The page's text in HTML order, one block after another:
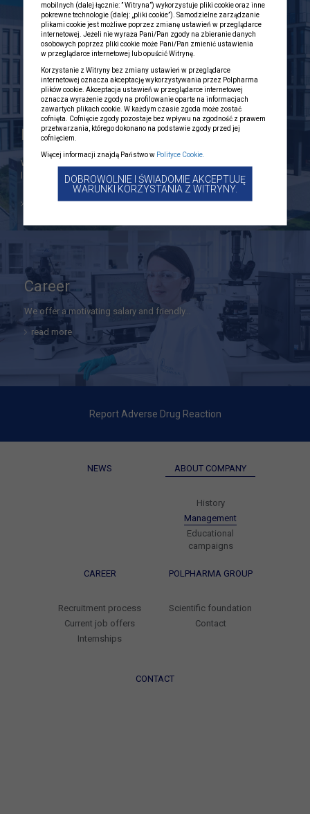
Polpharma Group
We are the largest Polish manufacturer of pharmaceuticals and a
leader of the…
read more
Career
We offer a motivating salary and friendly…
read more
Report Adverse Drug Reaction
NEWS ABOUT COMPANY
History
Management
Educational
campaigns
CAREER
Recruitment process
Current job offers
Internships
POLPHARMA GROUP
Scientific foundation
Contact
CONTACT
mobilnych (dalej łącznie: ” Witryna”) wykorzystuje pliki cookie oraz inne
pokrewne technologie (dalej: „pliki cookie”). Samodzielne zarządzanie
plikami cookie jest możliwe poprzez zmianę ustawień w przeglądarce
internetowej. Jeżeli nie wyraża Pani/Pan zgody na zbieranie danych
osobowych poprzez pliki cookie może Pani/Pan zmienić ustawienia
w przeglądarce internetowej lub opuścić Witrynę.
Korzystanie z Witryny bez zmiany ustawień w przeglądarce
internetowej oznacza akceptację wykorzystywania przez Polpharma
plików cookie. Akceptacja ustawień w przeglądarce internetowej
oznacza wyrażenie zgody na profilowanie oparte na informacjach
zawartych plikach cookie. W każdym czasie zgoda może zostać
cofnięta. Cofnięcie zgody pozostaje bez wpływu na zgodność z prawem
przetwarzania, którego dokonano na podstawie zgody przed jej
cofnięciem.
Więcej informacji znajdą Państwo w Polityce Cookie.
DOBROWOLNIE I ŚWIADOMIE AKCEPTUJĘ
WARUNKI KORZYSTANIA Z WITRYNY.